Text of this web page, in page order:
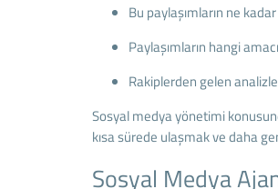
Bu paylaşımların ne
Paylaşımların hangi
Rakiplerden gelen
Sosyal medya yönetimi
kısa sürede ulaşmak ve daha
Sosyal Medya